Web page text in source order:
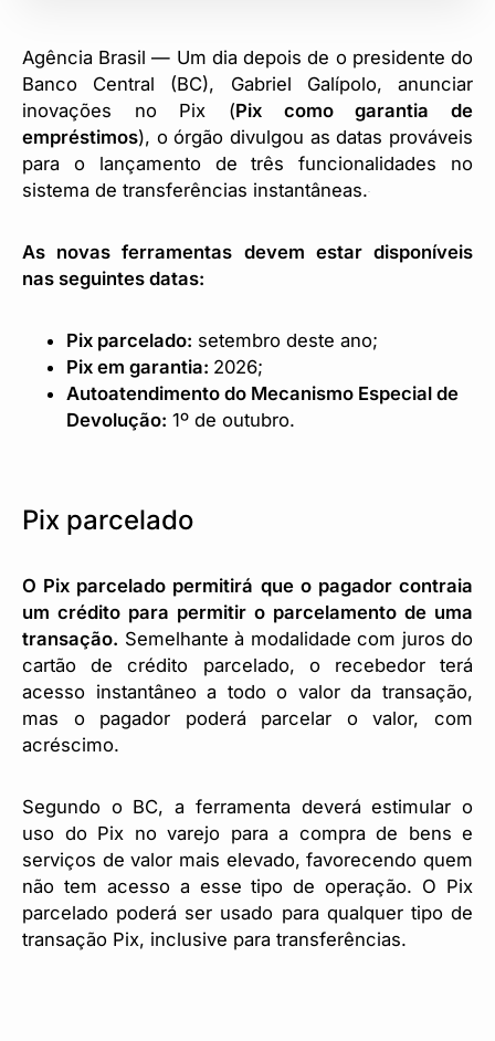
Agência Brasil — Um dia depois de o presidente do
Banco Central (BC), Gabriel Galípolo, anunciar
inovações no Pix (Pix como garantia de
empréstimos), o órgão divulgou as datas prováveis
para o lançamento de três funcionalidades no
sistema de transferências instantâneas.
As novas ferramentas devem estar disponíveis
nas seguintes datas:
Pix parcelado: setembro deste ano;
Pix em garantia: 2026;
Autoatendimento do Mecanismo Especial de
Devolução: 1º de outubro.
Pix parcelado
O Pix parcelado permitirá que o pagador contraia
um crédito para permitir o parcelamento de uma
transação. Semelhante à modalidade com juros do
cartão de crédito parcelado, o recebedor terá
acesso instantâneo a todo o valor da transação,
mas o pagador poderá parcelar o valor, com
acréscimo.
Segundo o BC, a ferramenta deverá estimular o
uso do Pix no varejo para a compra de bens e
serviços de valor mais elevado, favorecendo quem
não tem acesso a esse tipo de operação. O Pix
parcelado poderá ser usado para qualquer tipo de
transação Pix, inclusive para transferências.